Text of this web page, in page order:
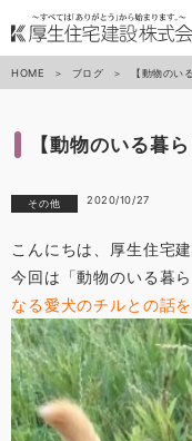
HOME ブログ 【動物のい
【動物のいる暮
その他 2020/10/27
こんにちは、厚生住宅
今回は「動物のいる暮
なる愛犬のチルとの話